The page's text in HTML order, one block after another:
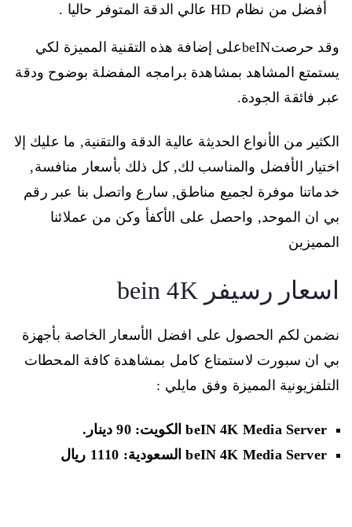
أفضل من نظام HD عالي الدقة المتوفر حاليا .
وقد حرصتbeINعلى إضافة هذه التقنية المميزة لكي
يستمتع المشاهد بمشاهدة برامجه المفضلة بوضوح ودقة
عبر فائقة الجودة.
الكثير من الأنواع الحديثة عالية الدقة والتقنية, ما عليك إلا
اختيار الأفضل والمناسب لك, كل ذلك بأسعار منافسة,
خدماتنا موفرة لجميع مناطق, سارع واتصل بنا عبر رقم
بي ان الموحد, واحصل على الأكفأ وكن من عملائنا
المميزين
اسعار رسيفر bein 4K
نضمن لكم الحصول على افضل الأسعار الخاصة بأجهزة
بي ان سبورت لاستمتاع كامل بمشاهدة كافة المحطات
التلفزيونية المميزة وفق مايلي :
beIN 4K Media Serverالكويت: 90 دينار.
beIN 4K Media Serverالسعودية: 1110 ريال